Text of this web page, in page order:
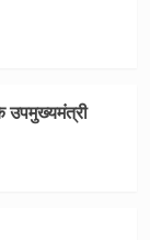
उपमुख्यमंत्री